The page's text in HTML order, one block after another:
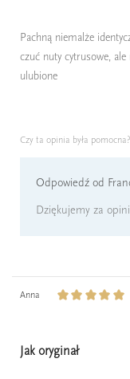
Pachną niemalże
czuć nuty cytrusowe,
ulubione
Czy ta opinia była pomocna?
Odpowiedź od
Dziękujemy za
Anna
Jak oryginał